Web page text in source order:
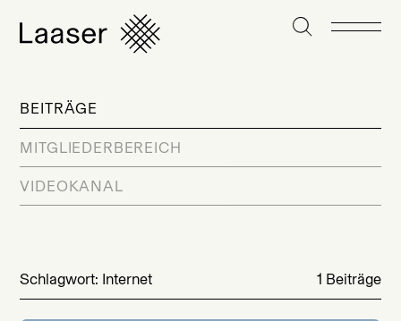
BEITRÄGE
MITGLIEDERBEREICH
VIDEOKANAL
Schlagwort: Internet 1 Beiträge